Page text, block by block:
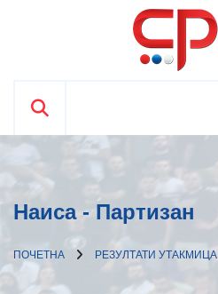
Наиса - Партизан
ПОЧЕТНА РЕЗУЛТАТИ УТАКМИЦА